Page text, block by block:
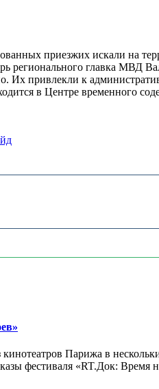
приезжих искали на
регионального главка МВД
Их привлекли к
в Центре временного
Парижа в
фестиваля «RT.Док: